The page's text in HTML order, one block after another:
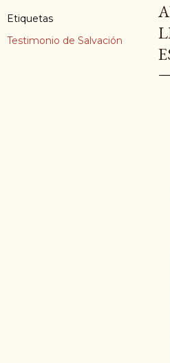
Etiquetas
Testimonio de Salvación